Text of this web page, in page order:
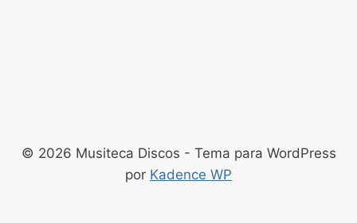
© 2026 Musiteca Discos - Tema para WordPress
por Kadence WP